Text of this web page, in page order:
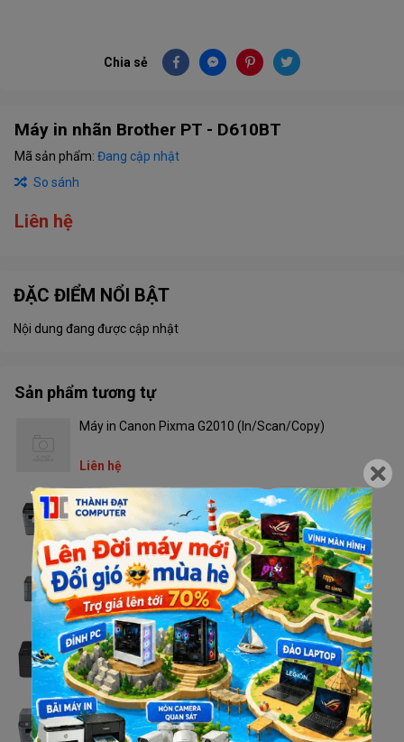
Chia sẻ
Máy in nhãn Brother PT - D610BT
Mã sản phẩm: Đang cập nhật
So sánh
Liên hệ
ĐẶC ĐIỂM NỔI BẬT
Nội dung đang được cập nhật
Sản phẩm tương tự
Máy in Canon Pixma G2010 (In/Scan/Copy)
Liên hệ
Máy in Brother DCP - L2520D
Liên hệ
Máy in Brother HL - L2321D
Liên hệ
Máy in Brother HL - L2366DW
Liên hệ
Máy in Brother MFC - 2701DW